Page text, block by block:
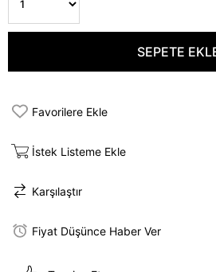
Favorilere Ekle
İstek Listeme Ekle
Karşılaştır
Fiyat Düşünce Haber Ver